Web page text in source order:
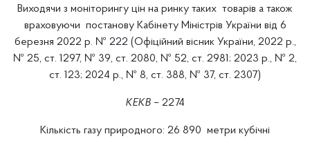
Виходячи з моніторингу цін на ринку таких товарів а також
враховуючи постанову Кабінету Міністрів України від 6
березня 2022 р. № 222 (Офіційний вісник України, 2022 р.,
№ 25, ст. 1297, № 39, ст. 2080, № 52, ст. 2981; 2023 р., № 2,
ст. 123; 2024 р., № 8, ст. 388, № 37, ст. 2307)
КЕКВ – 2274
Кількість газу природного: 26 890 метри кубічні